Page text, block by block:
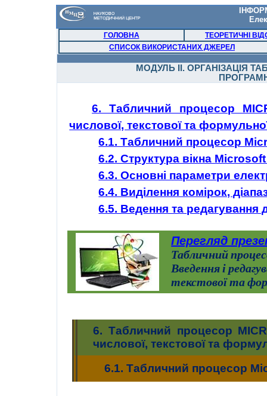
ГОЛОВНА
ТЕОРЕТИЧНІ
СПИСОК ВИКОРИСТАНИХ ДЖЕРЕЛ
МОДУЛЬ ІІ. ОРГАНІЗАЦІЯ
6. Табличний процесор
числової, текстової та
6.1. Табличний процесор
6.2. Структура вікна
6.3. Основні параметри
6.4. Виділення комірок,
6.5. Ведення та редагування
Перегляд
Табличний
Введення і
текстової та
6. Табличний процесор
числової, текстової та
6.1. Табличний процесор